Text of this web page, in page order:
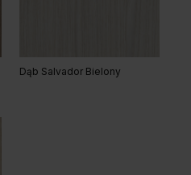
Dąb Salvador Bielony